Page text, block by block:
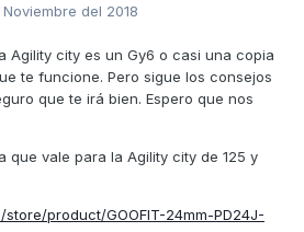
del 2018
Agility city es un Gy6 o casi una copia
te funcione. Pero sigue los consejos
que te irá bien. Espero que nos
que vale para la Agility city de 125 y
product/GOOFIT-24mm-PD24J-